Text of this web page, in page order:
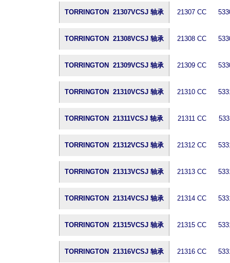
TORRINGTON 21307VCSJ 轴承 21307 CC
TORRINGTON 21308VCSJ 轴承 21308 CC
TORRINGTON 21309VCSJ 轴承 21309 CC
TORRINGTON 21310VCSJ 轴承 21310 CC
TORRINGTON 21311VCSJ 轴承 21311 CC
TORRINGTON 21312VCSJ 轴承 21312 CC
TORRINGTON 21313VCSJ 轴承 21313 CC
TORRINGTON 21314VCSJ 轴承 21314 CC
TORRINGTON 21315VCSJ 轴承 21315 CC
TORRINGTON 21316VCSJ 轴承 21316 CC